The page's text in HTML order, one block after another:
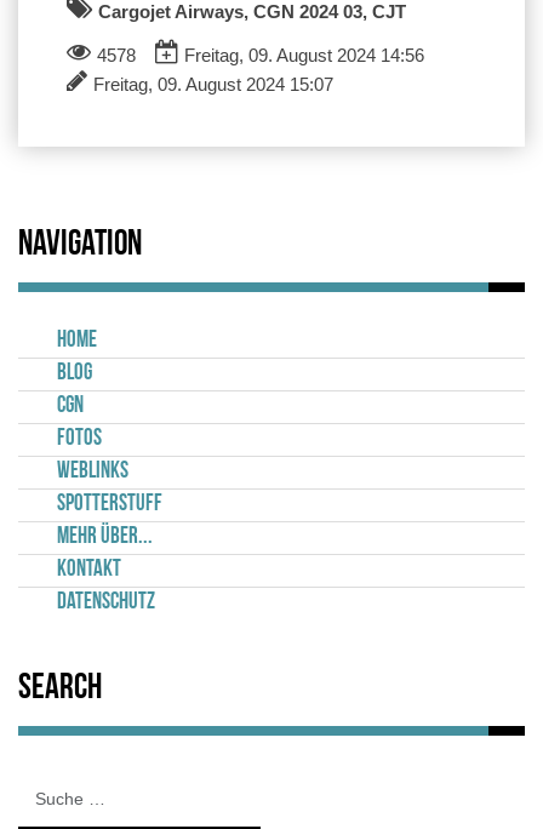
Cargojet Airways, CGN 2024 03, CJT
4578
Freitag, 09. August 2024 14:56
Freitag, 09. August 2024 15:07
Navigation
Home
Blog
CGN
Fotos
Weblinks
Spotterstuff
Mehr über...
Kontakt
Datenschutz
Search